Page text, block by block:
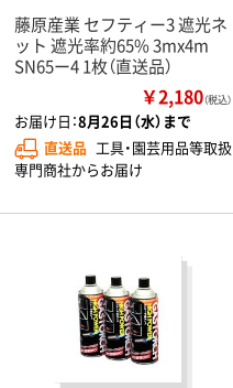
藤原産業 セフティー3 遮光ネ
ット 遮光率約65% 3mx4m
SN65ー4 1枚（直送品）
￥2,180（税込）
お届け日：8月26日（水）まで
直送品 工具・園芸用品等取扱
専門商社からお届け